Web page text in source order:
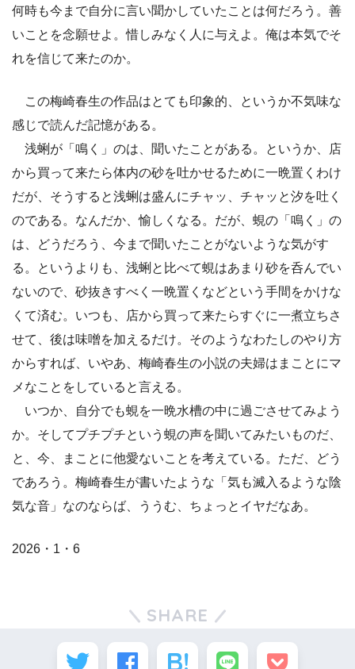
何時も今まで自分に言い聞かしていたことは何だろう。善
いことを念願せよ。惜しみなく人に与えよ。俺は本気でそ
れを信じて来たのか。
この梅崎春生の作品はとても印象的、というか不気味な
感じで読んだ記憶がある。
浅蜊が「鳴く」のは、聞いたことがある。というか、店
から買って来たら体内の砂を吐かせるために一晩置くわけ
だが、そうすると浅蜊は盛んにチャッ、チャッと汐を吐く
のである。なんだか、愉しくなる。だが、蜆の「鳴く」の
は、どうだろう、今まで聞いたことがないような気がす
る。というよりも、浅蜊と比べて蜆はあまり砂を呑んでい
ないので、砂抜きすべく一晩置くなどという手間をかけな
くて済む。いつも、店から買って来たらすぐに一煮立ちさ
せて、後は味噌を加えるだけ。そのようなわたしのやり方
からすれば、いやあ、梅崎春生の小説の夫婦はまことにマ
メなことをしていると言える。
いつか、自分でも蜆を一晩水槽の中に過ごさせてみよう
か。そしてプチプチという蜆の声を聞いてみたいものだ、
と、今、まことに他愛ないことを考えている。ただ、どう
であろう。梅崎春生が書いたような「気も滅入るような陰
気な音」なのならば、ううむ、ちょっとイヤだなあ。
2026・1・6
SHARE